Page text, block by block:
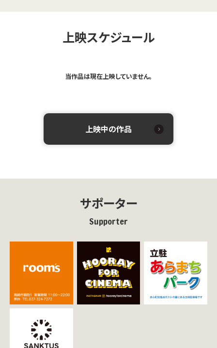
上映スケジュール
当作品は現在上映していません。
上映中の作品
サポーター
Supporter